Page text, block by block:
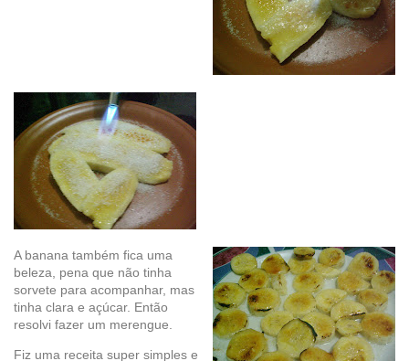
A banana também fica uma
beleza, pena que não tinha
sorvete para acompanhar, mas
tinha clara e açúcar. Então
resolvi fazer um merengue.
Fiz uma receita super simples e